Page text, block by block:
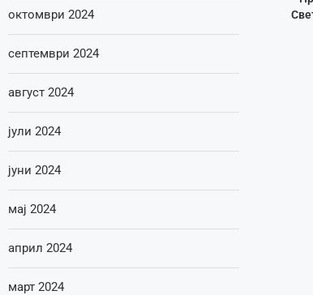
октомври 2024
септември 2024
август 2024
јули 2024
јуни 2024
мај 2024
април 2024
март 2024